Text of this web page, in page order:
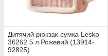
Дитячий рюкзак-сумка Lesko
36262 5 л Рожевий (13914-
92825)